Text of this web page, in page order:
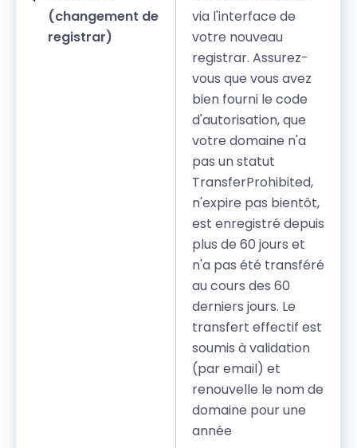
(changement de
registrar)
via l'interface de
votre nouveau
registrar. Assurez-
vous que vous avez
bien fourni le code
d'autorisation, que
votre domaine n'a
pas un statut
TransferProhibited,
n'expire pas bientôt,
est enregistré depuis
plus de 60 jours et
n'a pas été transféré
au cours des 60
derniers jours. Le
transfert effectif est
soumis à validation
(par email) et
renouvelle le nom de
domaine pour une
année